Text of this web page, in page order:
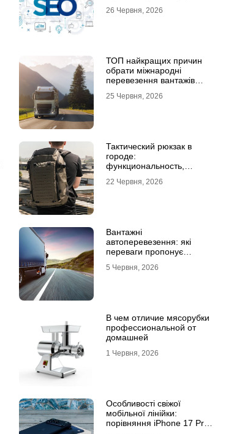
26 Червня, 2026
ТОП найкращих причин
обрати міжнародні
перевезення вантажів
25 Червня, 2026
Тактический рюкзак в
городе:
функциональность,
глаза
22 Червня, 2026
Вантажні
автоперевезення: які
переваги пропонує
професіоналами
5 Червня, 2026
В чем отличие мясорубки
профессиональной от
домашней
1 Червня, 2026
Особливості свіжої
мобільної лінійки:
порівняння iPhone 17 Pro